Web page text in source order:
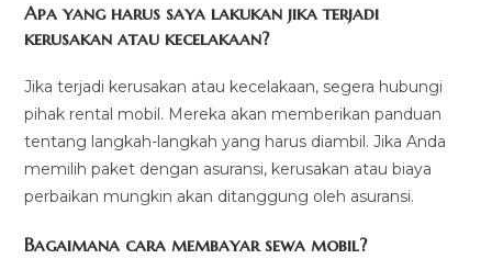
Apa yang harus saya lakukan jika terjadi
kerusakan atau kecelakaan?
Jika terjadi kerusakan atau kecelakaan, segera hubungi
pihak rental mobil. Mereka akan memberikan panduan
tentang langkah-langkah yang harus diambil. Jika Anda
memilih paket dengan asuransi, kerusakan atau biaya
perbaikan mungkin akan ditanggung oleh asuransi.
Bagaimana cara membayar sewa mobil?